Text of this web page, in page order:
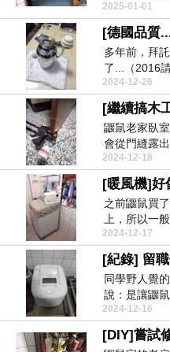
了，...
2025-01-01
[德國品質
多年前，拜
了...（2016
2024-12-26
鼴鼠老家臥
會從門縫露
檔。 ...
2024-12-18
之前鼴鼠買
上，所以一
2024-12-17
[紀錄] 留
同學野人覺
說：是讓鼴
啊？？？ ...
2024-12-16
[DIY]嘗試